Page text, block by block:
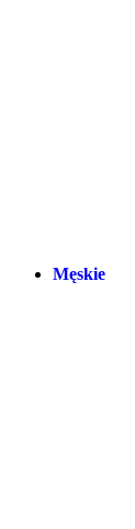
Męskie